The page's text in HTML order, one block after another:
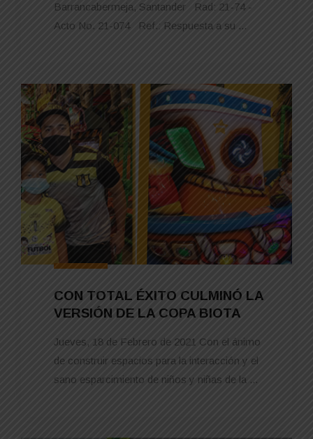
Barrancabermeja, Santander Rad: 21-74 -
Acto No. 21-074 Ref.: Respuesta a su ...
CON TOTAL ÉXITO CULMINÓ LA
VERSIÓN DE LA COPA BIOTA
Jueves, 18 de Febrero de 2021 Con el ánimo
de construir espacios para la interacción y el
sano esparcimiento de niños y niñas de la ...